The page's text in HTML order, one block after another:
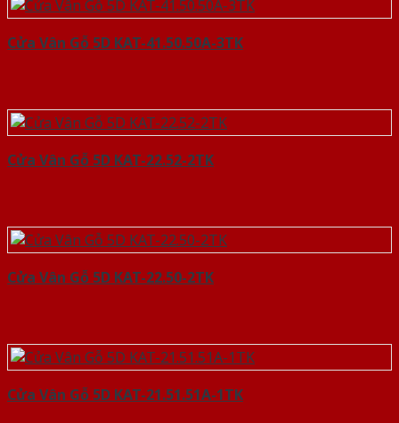
Cửa Vân Gỗ 5D KAT-41.50.50A-3TK
Cửa Vân Gỗ 5D KAT-22.52-2TK
Cửa Vân Gỗ 5D KAT-22.50-2TK
Cửa Vân Gỗ 5D KAT-21.51.51A-1TK